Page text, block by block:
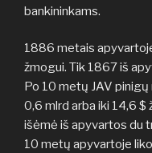
bankininkams.
1886 metais
žmogui. Tik 1867 iš
Po 10 metų JAV
0,6 mlrd arba iki 14,6 $
išėmė iš apyvartos du
10 metų apyvartoje